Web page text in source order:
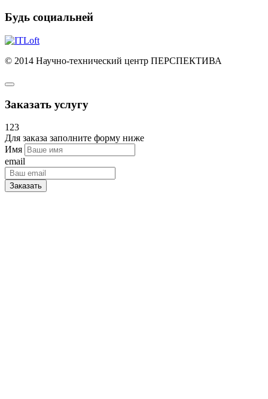
Будь социальней
© 2014 Научно-технический центр ПЕРСПЕКТИВА
Заказать услугу
123
Для заказа заполните форму ниже
Имя
email
Заказать